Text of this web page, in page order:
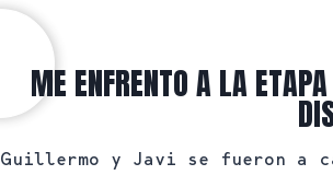
ME ENFRENTO A LA
Guillermo y Javi se fueron a